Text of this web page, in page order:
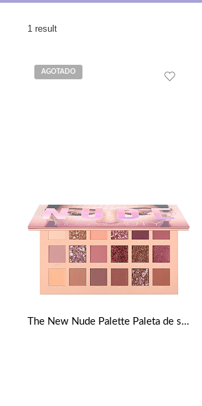
1 result
AGOTADO
The New Nude Palette Paleta de sombras de ojos de HUDA BEAUTY